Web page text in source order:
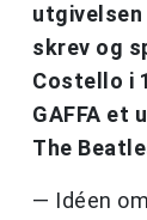
utgivelsen
skrev og
Costello i
GAFFA et
The
— Idéen